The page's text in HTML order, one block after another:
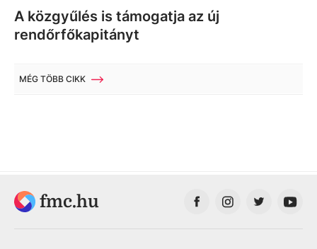
A közgyűlés is támogatja az új
rendőrfőkapitányt
MÉG TÖBB CIKK
fmc.hu